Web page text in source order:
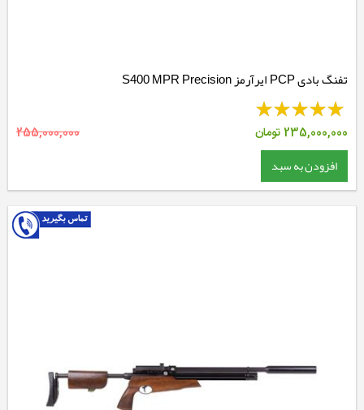
تفنگ بادی PCP ایرآرمز S400 MPR Precision
235,000,000تومان 255,000,000
افزودن به سبد